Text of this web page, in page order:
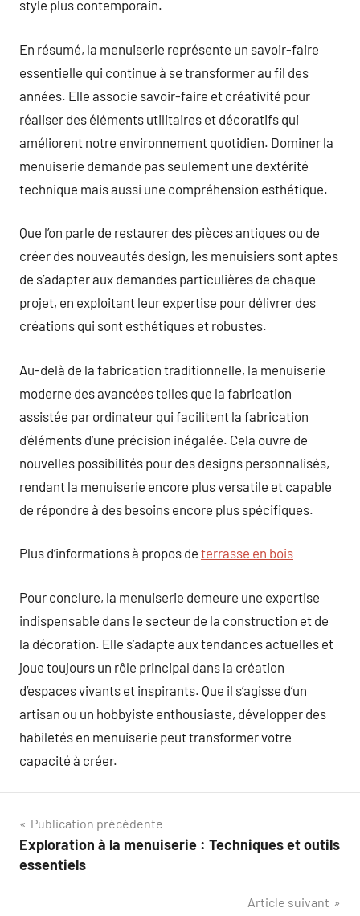
style plus contemporain.
En résumé, la menuiserie représente un savoir-faire
essentielle qui continue à se transformer au fil des
années. Elle associe savoir-faire et créativité pour
réaliser des éléments utilitaires et décoratifs qui
améliorent notre environnement quotidien. Dominer la
menuiserie demande pas seulement une dextérité
technique mais aussi une compréhension esthétique.
Que l’on parle de restaurer des pièces antiques ou de
créer des nouveautés design, les menuisiers sont aptes
de s’adapter aux demandes particulières de chaque
projet, en exploitant leur expertise pour délivrer des
créations qui sont esthétiques et robustes.
Au-delà de la fabrication traditionnelle, la menuiserie
moderne des avancées telles que la fabrication
assistée par ordinateur qui facilitent la fabrication
d’éléments d’une précision inégalée. Cela ouvre de
nouvelles possibilités pour des designs personnalisés,
rendant la menuiserie encore plus versatile et capable
de répondre à des besoins encore plus spécifiques.
Plus d’informations à propos de terrasse en bois
Pour conclure, la menuiserie demeure une expertise
indispensable dans le secteur de la construction et de
la décoration. Elle s’adapte aux tendances actuelles et
joue toujours un rôle principal dans la création
d’espaces vivants et inspirants. Que il s’agisse d’un
artisan ou un hobbyiste enthousiaste, développer des
habiletés en menuiserie peut transformer votre
capacité à créer.
Navigation
de
Publication précédente
Exploration à la menuiserie : Techniques et outils
essentiels
Article suivant